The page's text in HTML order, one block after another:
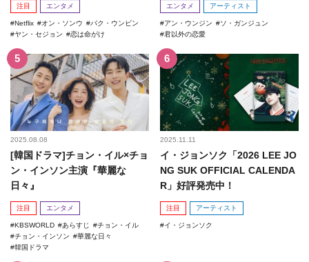
注目 エンタメ
Netflix オン・ソンウ
パク・ウンビン
ヤン・セジョン
恋は命がけ
エンタメ アーティスト
アン・ウンジン
ソ・ガンジュン
君以外の恋愛
2025.08.08
[韓国ドラマ]チョン・イル×チョ
ン・インソン主演『華麗な
日々』
注目 エンタメ
KBSWORLD あらすじ
チョン・イル
チョン・インソン
華麗な日々
韓国ドラマ
2025.11.11
イ・ジョンソク「2026 LEE JO
NG SUK OFFICIAL CALENDA
R」好評発売中！
注目 アーティスト
イ・ジョンソク